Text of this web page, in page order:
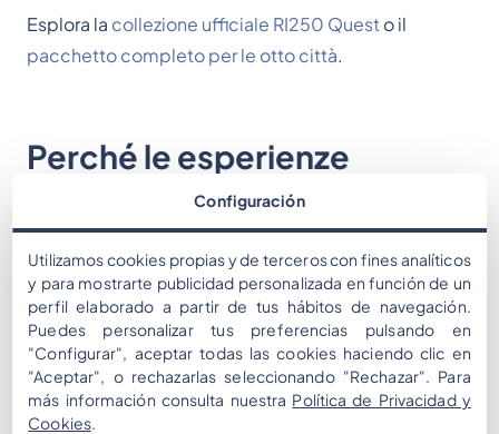
Esplora la collezione ufficiale RI250 Questo il
pacchetto completo per le otto città.
Perché le esperienze
turistiche gamificate
aumentano il
coinvolgimento dei visitatori
Configuración
Utilizamos cookies propias y de terceros con fines analíticos
y para mostrarte publicidad personalizada en función de un
perfil elaborado a partir de tus hábitos de navegación.
Puedes personalizar tus preferencias pulsando en
"Configurar", aceptar todas las cookies haciendo clic en
"Aceptar", o rechazarlas seleccionando "Rechazar". Para
más información consulta nuestra Política de Privacidad y
Cookies.